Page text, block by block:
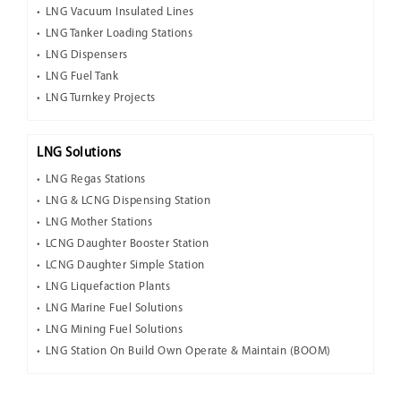
LNG Vacuum Insulated Lines
LNG Tanker Loading Stations
LNG Dispensers
LNG Fuel Tank
LNG Turnkey Projects
LNG Solutions
LNG Regas Stations
LNG & LCNG Dispensing Station
LNG Mother Stations
LCNG Daughter Booster Station
LCNG Daughter Simple Station
LNG Liquefaction Plants
LNG Marine Fuel Solutions
LNG Mining Fuel Solutions
LNG Station On Build Own Operate & Maintain (BOOM)